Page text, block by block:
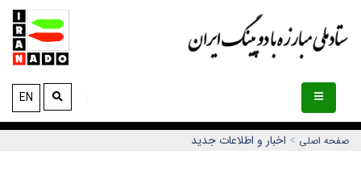
EN
صفحه اصلی > اخبار و اطلاعات جديد